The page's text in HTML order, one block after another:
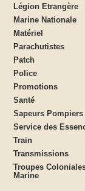
Légion Etrangère
Marine Nationale
Matériel
Parachutistes
Patch
Police
Promotions
Santé
Sapeurs Pompiers
Service des
Train
Transmissions
Troupes
Marine